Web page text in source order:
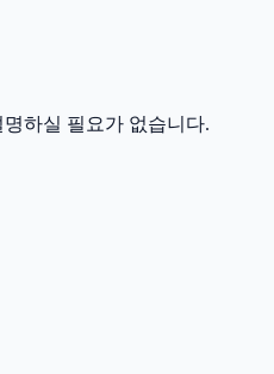
하실 필요가 없습니다.